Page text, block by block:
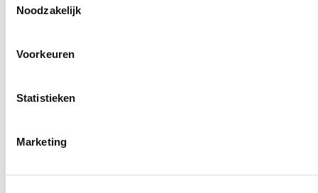
Noodzakelijk
Voorkeuren
Statistieken
Marketing
laadmogelijkheden die u onderweg hebt, zoals
neemt.
Maakt u vooral korte dagtochten op zonnige dagen, met